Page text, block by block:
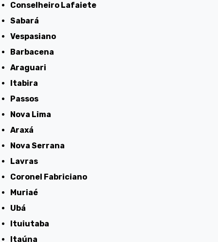
Conselheiro Lafaiete
Sabará
Vespasiano
Barbacena
Araguari
Itabira
Passos
Nova Lima
Araxá
Nova Serrana
Lavras
Coronel Fabriciano
Muriaé
Ubá
Ituiutaba
Itaúna